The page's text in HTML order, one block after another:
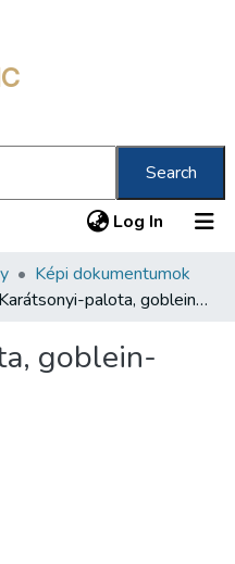
Search
Log In (current)
Képi dokumentumok
[Karátsonyi-palota, goblein-terem]
goblein-